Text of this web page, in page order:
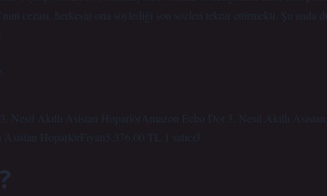
cezası, herkesin ona söylediği son sözleri tekrar ettirmekti. Şu anda
Nesil Akıllı Asistan HoparlörAmazon Echo Dot 3. Nesil Akıllı Asistan
HoparlörFiyatı5.376,00 TL 1 satıcı3.